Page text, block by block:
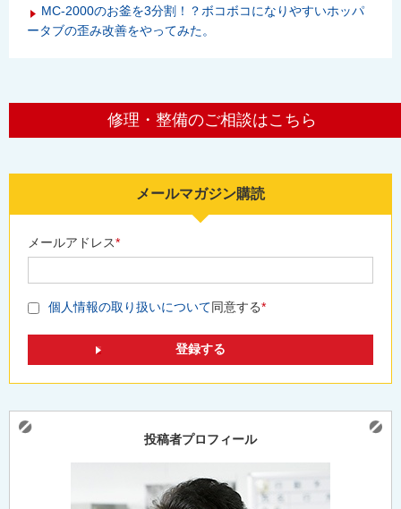
MC-2000のお釜を3分割！？ボコボコになりやすいホッパ
ータブの歪み改善をやってみた。
修理・整備のご相談はこちら
メールマガジン購読
メールアドレス*
個人情報の取り扱いについて同意する*
投稿者プロフィール